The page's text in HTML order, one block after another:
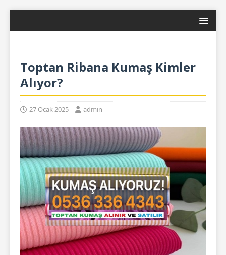
Toptan Ribana Kumaş Kimler
Alıyor?
27 Ocak 2025 admin